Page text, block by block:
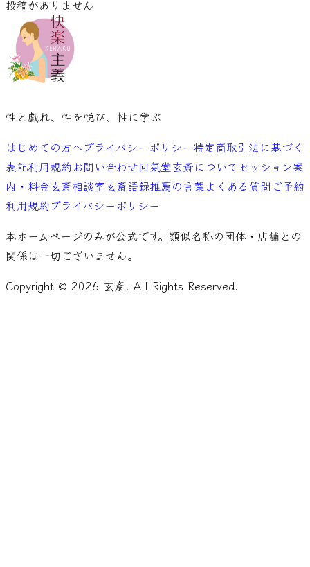
投稿がありません
性と戯れ、性を悦び、性に学ぶ
はじめての方へプライバシーポリシー特定商取引法に基づく
表記利用規約お問い合わせ回氣堂玄斎についてセッション案
内・料金玄斎相談室玄斎語録推薦の言葉よくある質問 ご予約
利用規約プライバシーポリシー
本ホームページのみが公式です。類似名称の団体・店舗との
関係は一切ございません。
Copyright © 2026 玄斎. All Rights Reserved.